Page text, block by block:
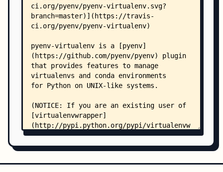
    │   ├── envs.bats
    │   ├── hooks.bats
    │   ├── init.bats
    │   ├── pip.bats
    │   ├── prefix.bats
    │   ├── python.bats
    │   ├── pyvenv.bats
    │   ├── test_helper.bash
    │   ├── virtualenv.bats
    │   ├── virtualenvs.bats
    │   └── stubs/
    │       └── stub
    └── .github/
        ├── no-response.yml